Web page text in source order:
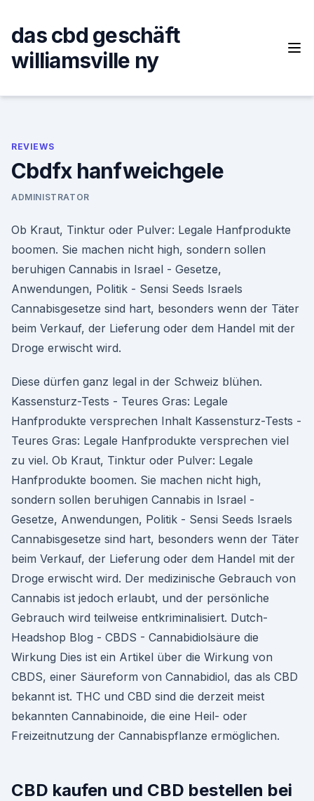
content
das cbd geschäft
williamsville ny
REVIEWS
Cbdfx hanfweichgele
ADMINISTRATOR
Ob Kraut, Tinktur oder Pulver: Legale Hanfprodukte
boomen. Sie machen nicht high, sondern sollen
beruhigen Cannabis in Israel - Gesetze,
Anwendungen, Politik - Sensi Seeds Israels
Cannabisgesetze sind hart, besonders wenn der Täter
beim Verkauf, der Lieferung oder dem Handel mit der
Droge erwischt wird.
Diese dürfen ganz legal in der Schweiz blühen.
Kassensturz-Tests - Teures Gras: Legale
Hanfprodukte versprechen Inhalt Kassensturz-Tests -
Teures Gras: Legale Hanfprodukte versprechen viel
zu viel. Ob Kraut, Tinktur oder Pulver: Legale
Hanfprodukte boomen. Sie machen nicht high,
sondern sollen beruhigen Cannabis in Israel -
Gesetze, Anwendungen, Politik - Sensi Seeds Israels
Cannabisgesetze sind hart, besonders wenn der Täter
beim Verkauf, der Lieferung oder dem Handel mit der
Droge erwischt wird. Der medizinische Gebrauch von
Cannabis ist jedoch erlaubt, und der persönliche
Gebrauch wird teilweise entkriminalisiert. Dutch-
Headshop Blog - CBDS - Cannabidiolsäure die
Wirkung Dies ist ein Artikel über die Wirkung von
CBDS, einer Säureform von Cannabidiol, das als CBD
bekannt ist. THC und CBD sind die derzeit meist
bekannten Cannabinoide, die eine Heil- oder
Freizeitnutzung der Cannabispflanze ermöglichen.
CBD kaufen und CBD bestellen bei